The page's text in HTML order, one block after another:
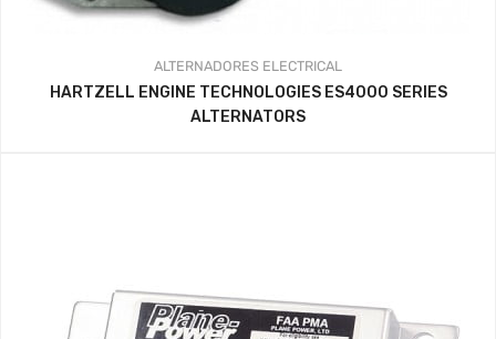
ALTERNADORES ELECTRICAL
HARTZELL ENGINE TECHNOLOGIES ES4000 SERIES
ALTERNATORS